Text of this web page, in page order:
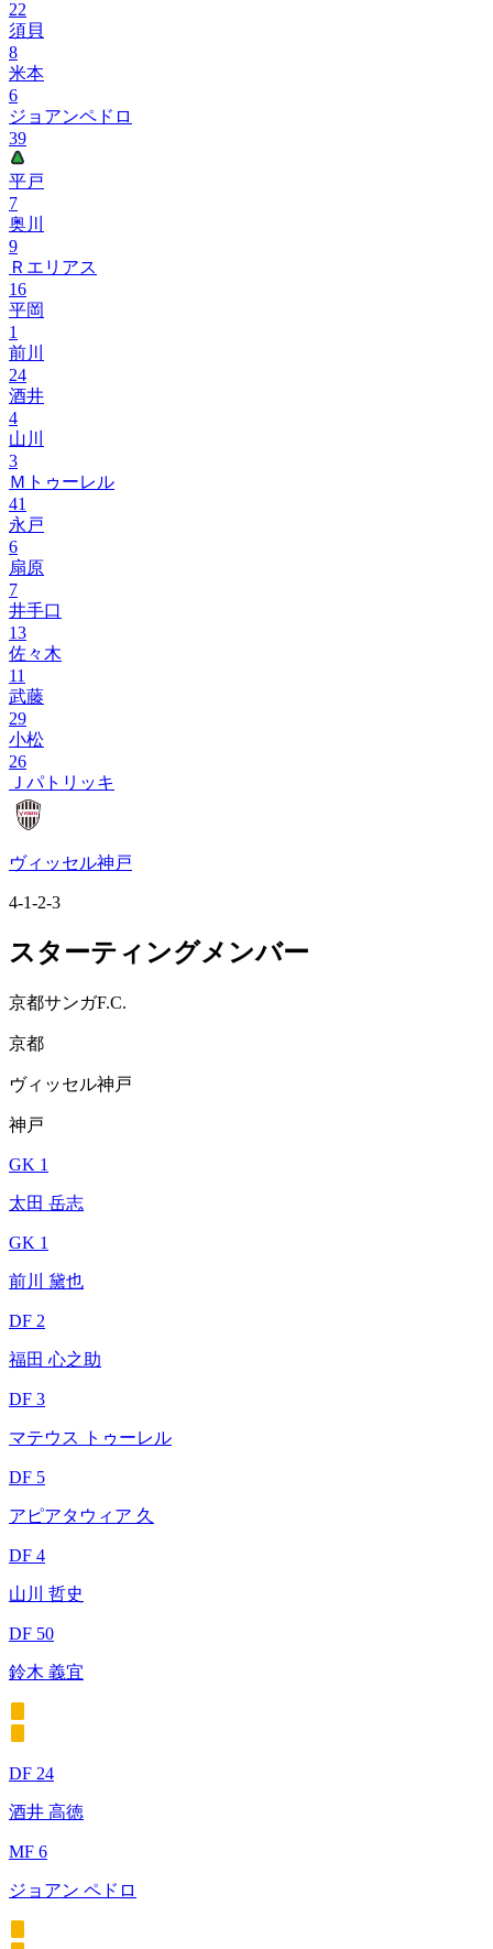
22
須貝
8
米本
6
ジョアンペドロ
39
平戸
7
奥川
9
Ｒエリアス
16
平岡
1
前川
24
酒井
4
山川
3
Ｍトゥーレル
41
永戸
6
扇原
7
井手口
13
佐々木
11
武藤
29
小松
26
Ｊパトリッキ
ヴィッセル神戸
4-1-2-3
スターティングメンバー
京都サンガF.C.
京都
ヴィッセル神戸
神戸
GK 1
太田 岳志
GK 1
前川 黛也
DF 2
福田 心之助
DF 3
マテウス トゥーレル
DF 5
アピアタウィア 久
DF 4
山川 哲史
DF 50
鈴木 義宜
DF 24
酒井 高徳
MF 6
ジョアン ペドロ